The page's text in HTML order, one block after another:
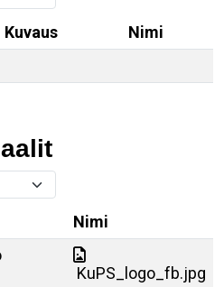
Kuvaus
Nimi
Nimi
KuPS_logo_fb.jpg